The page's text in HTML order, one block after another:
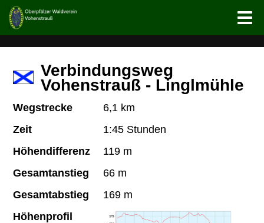
Verbindungsweg
Vohenstrauß - Linglmühle
Wegstrecke
6,1 km
Zeit
1:45 Stunden
Höhendifferenz
119 m
Gesamtanstieg
66 m
Gesamtabstieg
169 m
Höhenprofil